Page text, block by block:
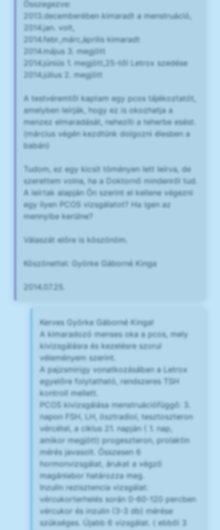
Összegezve:
2013.decemberében kimaradt a menstruáció,
2014.jan. volt,
2014.febr.,márc,április kimaradt
2014.május 3. megjött
2014.júniús 1. megjött,25-től Letrox szedése
2014.július 2. megjött
A testvéremtől kaptam egy pcos tájékoztatót,
amelyben leírják, hogy ez is okozhatja a
menzez elmaradását, nehezíti a teherbe esést.
(március végén kezdtünk dolgozni élesben a
babán)
Tudom, ez egy kicsit töményen lett leírva, de
szerettem volna, ha a Doktornő mindenről tud.
A leírtak alapján Ön szerint el kellene végezni
egy ilyen PCOS vizsgálatot? Ha igen az
mennyibe kerülne?
Válaszát előre is köszönöm.
Köszönettel: Györke Gáborné Kinga
2014.07.25.
Kerves Györke Gáborné Kinga!
A kimaradozó menses oka a pcos, mely
kivizsgálásra és kezelésre szorul
véleményem szerint.
A pajzsmirigy vonatkozásában a Letrox
egyelőre folytatható, rendszeres TSH
kontroll mellett.
PCOS kivizsgálása menstruációfüggő: 3.
napon FSH, LH, ösztradiol, tesztoszteron
vércétel, a ciklus 21. napján ( 1. nap,
amikor megjött) progeszteron, prolaktin
mérés javasolt. Összesen 6
hormonvizsgálat, árukat a végző
magánlabor határozza meg.
Inzulin rezisztencia vizsgálat:
vércukorterhelés során 0-60-120 percben
vércukor és inzulin (3-3 db) mérése
szükséges. Újabb 6 vizsgálat. ( ebből 3